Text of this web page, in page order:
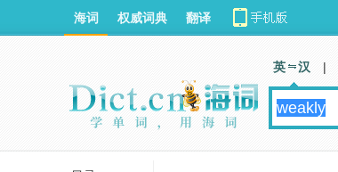
海词 权威词典 翻译
英 汉 |